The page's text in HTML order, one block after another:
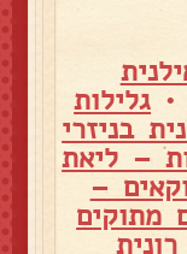
• גלילות
בניזרי
– ליאת
–
מתוקים